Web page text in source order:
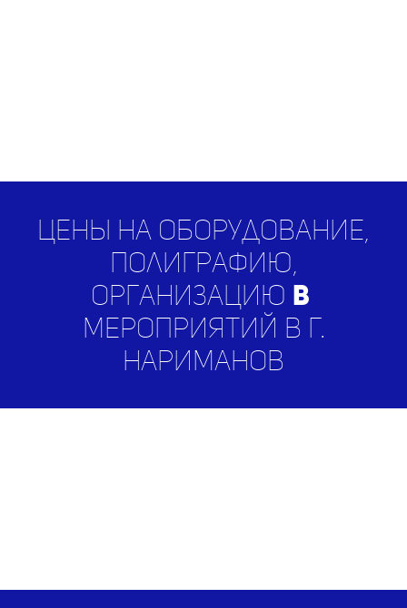
Цены на оборудование,
полиграфию,
организациюRESE
мероприятий в г.
Нариманов